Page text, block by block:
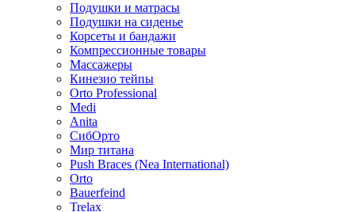
Подушки и матрасы
Подушки на сиденье
Корсеты и бандажи
Компрессионные товары
Массажеры
Кинезио тейпы
Orto Professional
Medi
Anita
СибОрто
Мир титана
Push Braces (Nea International)
Orto
Bauerfeind
Trelax